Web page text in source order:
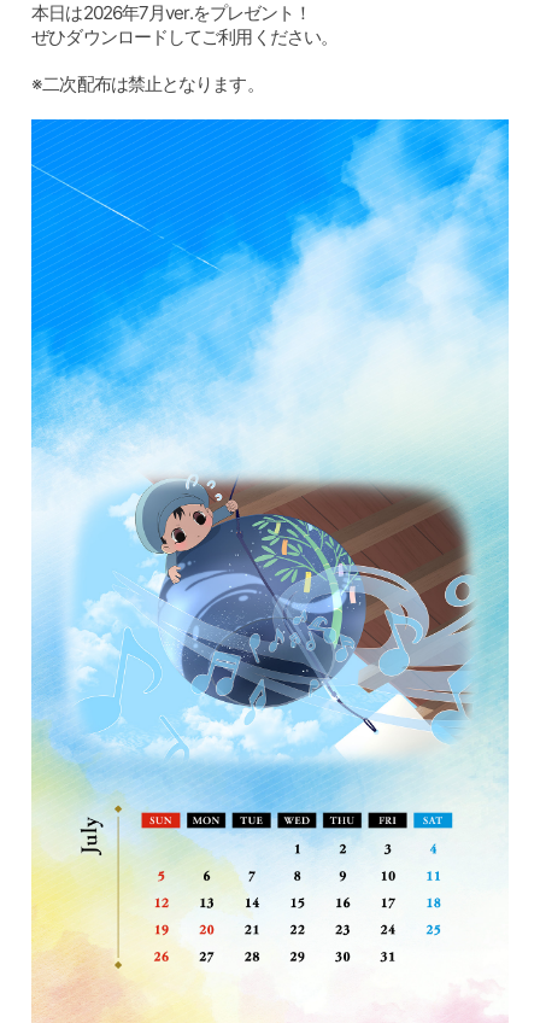
本日は2026年7月ver.をプレゼント！
ぜひダウンロードしてご利用ください。
※二次配布は禁止となります。